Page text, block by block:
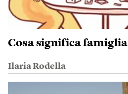
Cosa significa famiglia
Ilaria Rodella